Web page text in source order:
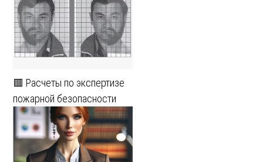
🟥 Расчеты по экспертизе
пожарной безопасности